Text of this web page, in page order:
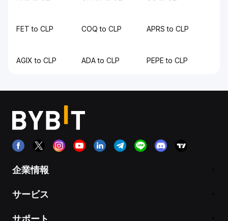
FET to CLP COQ to CLP APRS to CLP
AGIX to CLP ADA to CLP PEPE to CLP
企業情報
サービス
サポート